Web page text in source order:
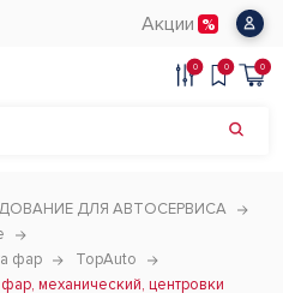
Акции
0 0 0
ДЛЯ АВТОСЕРВИСА
фар
TopAuto
механический, центровки